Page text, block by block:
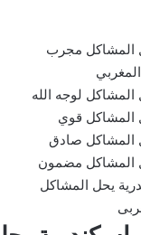
المشاكل مجرب
لوجه الله
المشاكل قوي
المشاكل صادق
المشاكل مضمون
يحل المشاكل